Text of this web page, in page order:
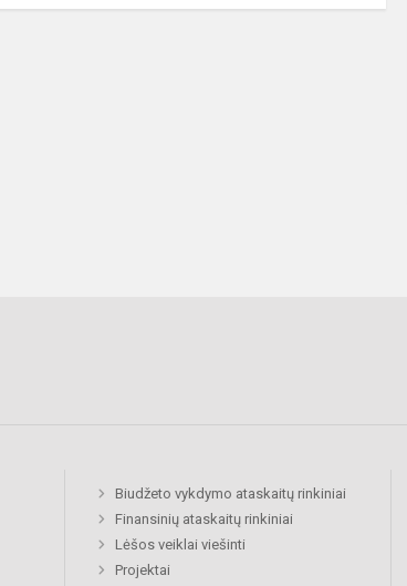
Biudžeto vykdymo ataskaitų rinkiniai
Finansinių ataskaitų rinkiniai
Lėšos veiklai viešinti
Projektai